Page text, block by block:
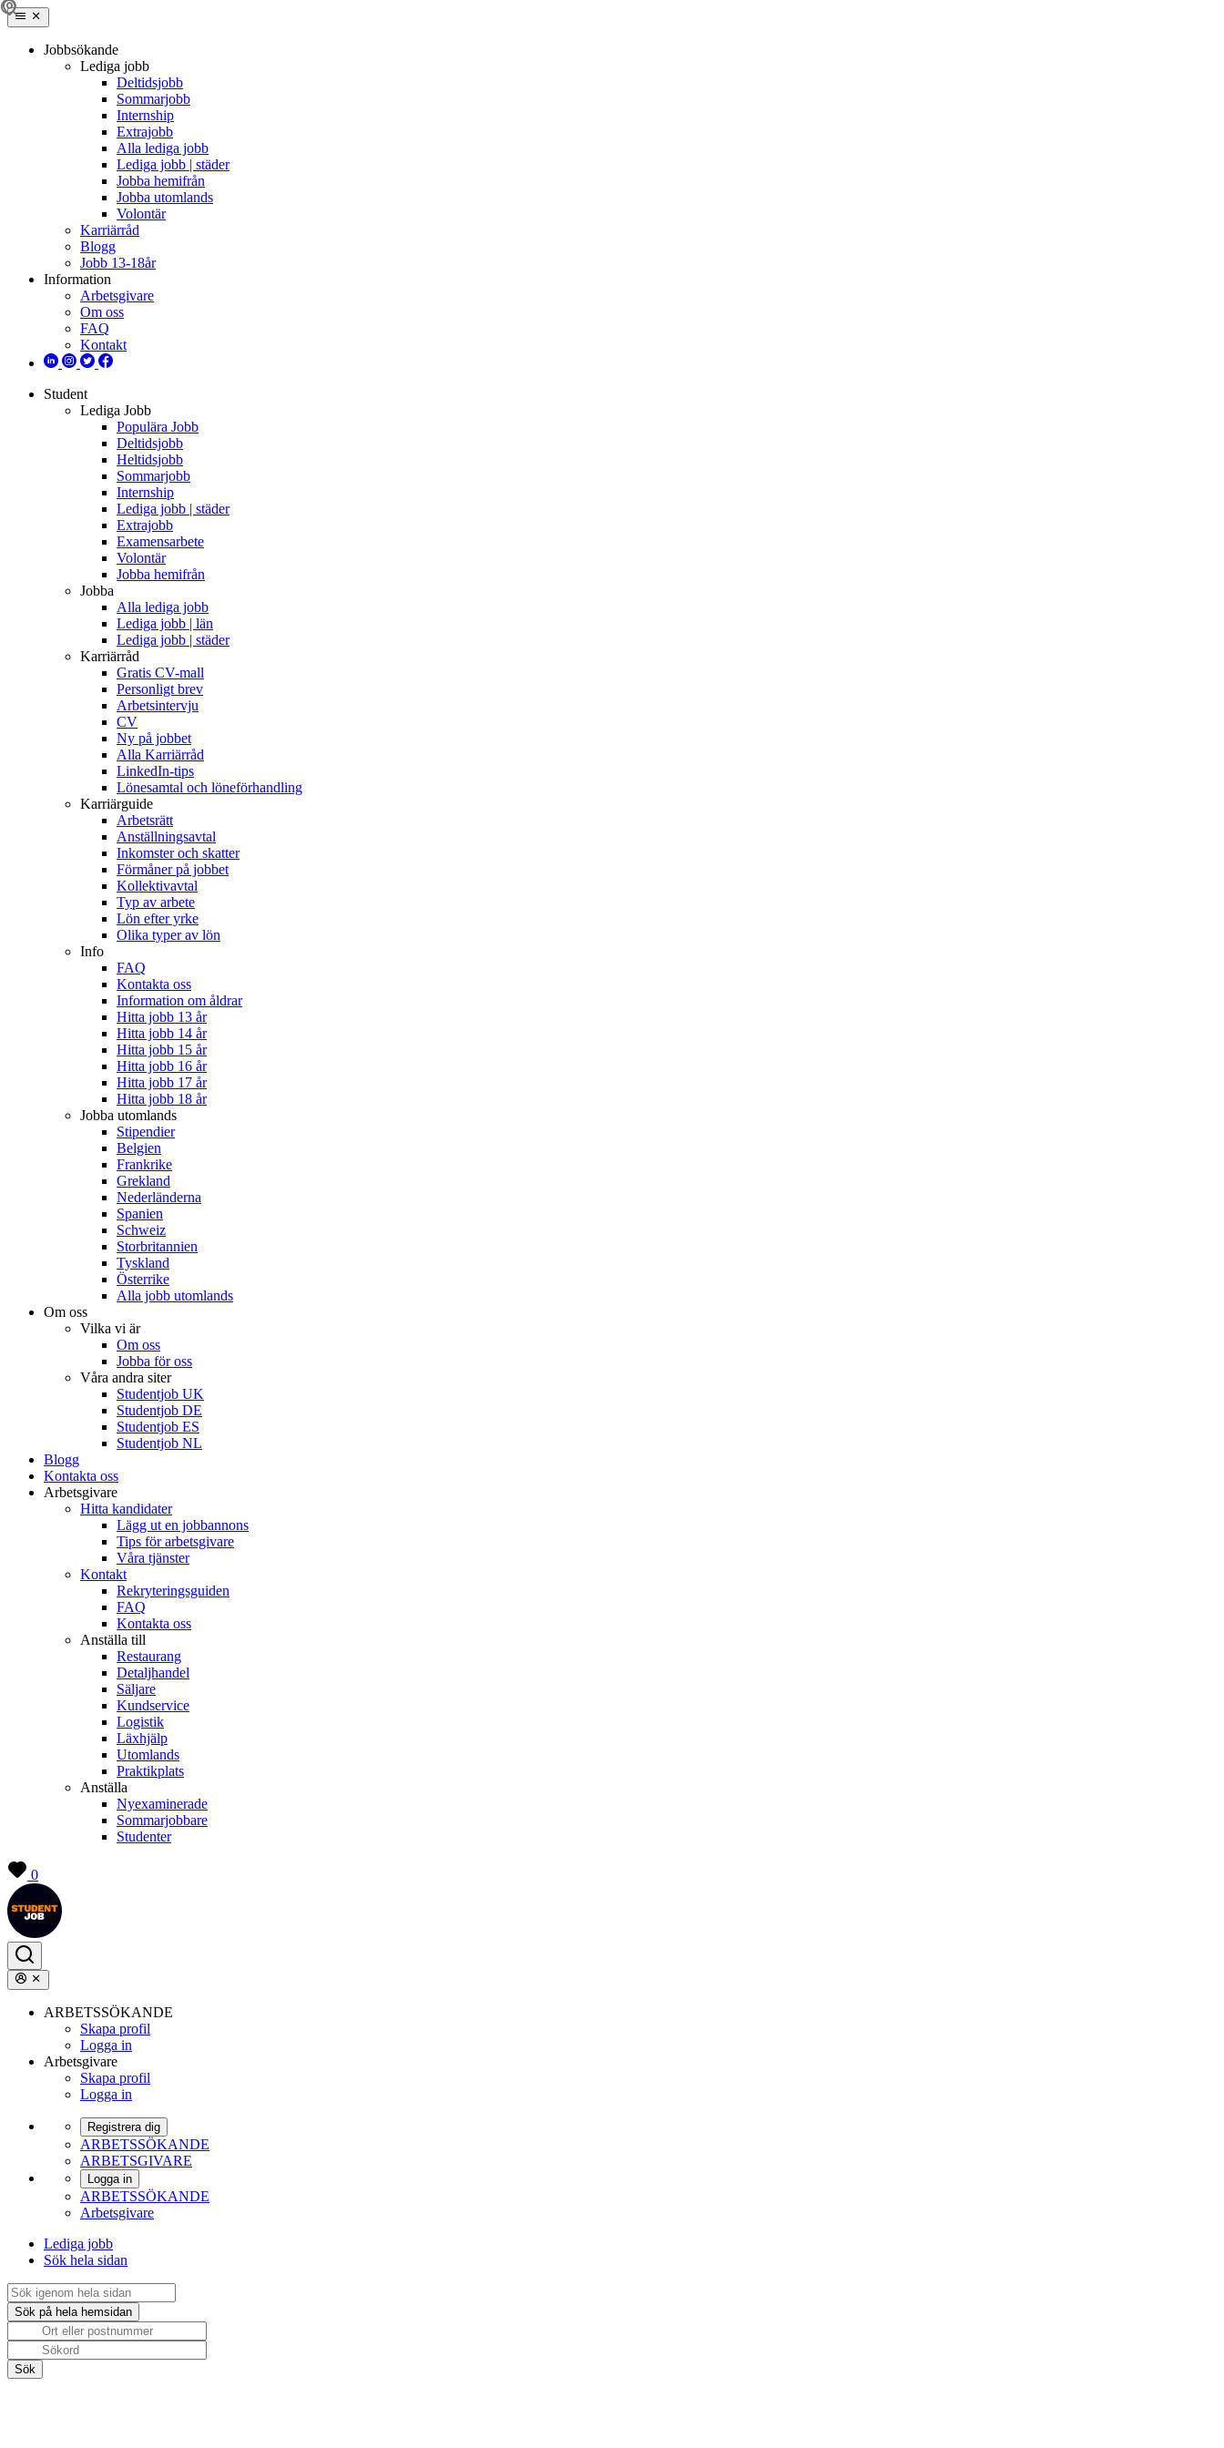
Jobbsökande
Lediga jobb
Deltidsjobb
Sommarjobb
Internship
Extrajobb
Alla lediga jobb
Lediga jobb | städer
Jobba hemifrån
Jobba utomlands
Volontär
Karriärråd
Blogg
Jobb 13-18år
Information
Arbetsgivare
Om oss
FAQ
Kontakt
Student
Lediga Jobb
Populära Jobb
Deltidsjobb
Heltidsjobb
Sommarjobb
Internship
Lediga jobb | städer
Extrajobb
Examensarbete
Volontär
Jobba hemifrån
Jobba
Alla lediga jobb
Lediga jobb | län
Lediga jobb | städer
Karriärråd
Gratis CV-mall
Personligt brev
Arbetsintervju
CV
Ny på jobbet
Alla Karriärråd
LinkedIn-tips
Lönesamtal och löneförhandling
Karriärguide
Arbetsrätt
Anställningsavtal
Inkomster och skatter
Förmåner på jobbet
Kollektivavtal
Typ av arbete
Lön efter yrke
Olika typer av lön
Info
FAQ
Kontakta oss
Information om åldrar
Hitta jobb 13 år
Hitta jobb 14 år
Hitta jobb 15 år
Hitta jobb 16 år
Hitta jobb 17 år
Hitta jobb 18 år
Jobba utomlands
Stipendier
Belgien
Frankrike
Grekland
Nederländerna
Spanien
Schweiz
Storbritannien
Tyskland
Österrike
Alla jobb utomlands
Om oss
Vilka vi är
Om oss
Jobba för oss
Våra andra siter
Studentjob UK
Studentjob DE
Studentjob ES
Studentjob NL
Blogg
Kontakta oss
Arbetsgivare
Hitta kandidater
Lägg ut en jobbannons
Tips för arbetsgivare
Våra tjänster
Kontakt
Rekryteringsguiden
FAQ
Kontakta oss
Anställa till
Restaurang
Detaljhandel
Säljare
Kundservice
Logistik
Läxhjälp
Utomlands
Praktikplats
Anställa
Nyexaminerade
Sommarjobbare
Studenter
0
ARBETSSÖKANDE
Skapa profil
Logga in
Arbetsgivare
Skapa profil
Logga in
Registrera dig
ARBETSSÖKANDE
ARBETSGIVARE
Logga in
ARBETSSÖKANDE
Arbetsgivare
Lediga jobb
Sök hela sidan